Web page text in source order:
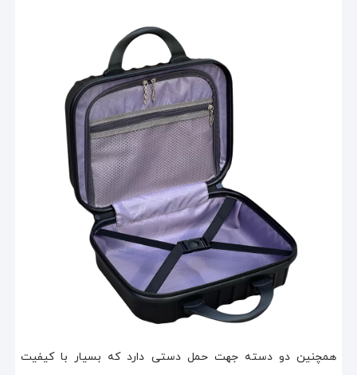
همچنین دو دسته جهت حمل دستی دارد که بسیار با کیفیت